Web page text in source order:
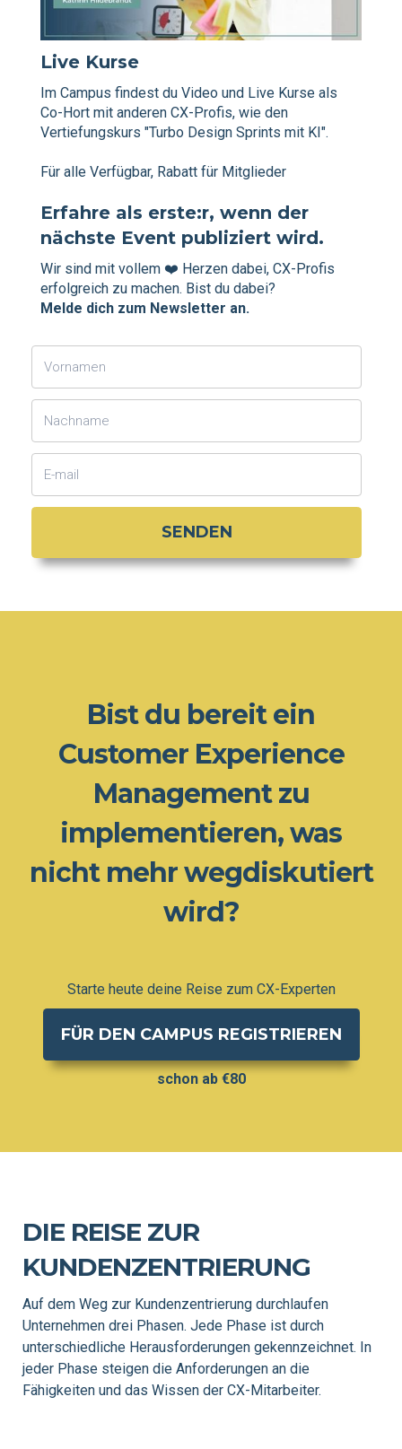
Live Kurse
Im Campus findest du Video und Live Kurse als
Co-Hort mit anderen CX-Profis, wie den
Vertiefungskurs "Turbo Design Sprints mit KI".
Für alle Verfügbar, Rabatt für Mitglieder
Erfahre als erste:r, wenn der
nächste Event publiziert wird.
Wir sind mit vollem ❤️ Herzen dabei, CX-Profis
erfolgreich zu machen. Bist du dabei?
Melde dich zum Newsletter an.
SENDEN
Bist du bereit ein
Customer Experience
Management zu
implementieren, was
nicht mehr wegdiskutiert
wird?
Starte heute deine Reise zum CX-Experten
FÜR DEN CAMPUS REGISTRIEREN
schon ab €80
DIE REISE ZUR
KUNDENZENTRIERUNG
Auf dem Weg zur Kundenzentrierung durchlaufen
Unternehmen drei Phasen. Jede Phase ist durch
unterschiedliche Herausforderungen gekennzeichnet. In
jeder Phase steigen die Anforderungen an die
Fähigkeiten und das Wissen der CX-Mitarbeiter.